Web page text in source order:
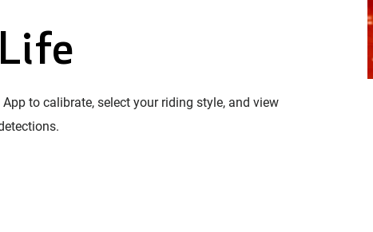
App to calibrate, select your riding style, and view